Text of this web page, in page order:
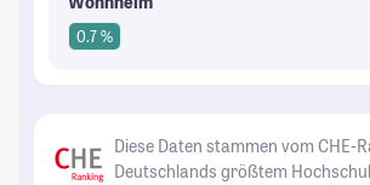
0.7 %
Diese Daten stammen vom CHE-
Deutschlands größtem